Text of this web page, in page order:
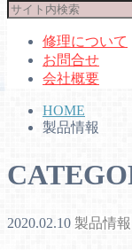
修理について
お問合せ
会社概要
HOME
製品情報
2020.02.10 製品情報